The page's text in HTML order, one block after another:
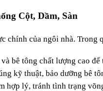
Cột, Dầm, Sàn
chính của ngôi nhà. Trong
bê tông chất lượng cao
kỹ thuật, bảo dưỡng bê
hợp lý, tránh tình trạng